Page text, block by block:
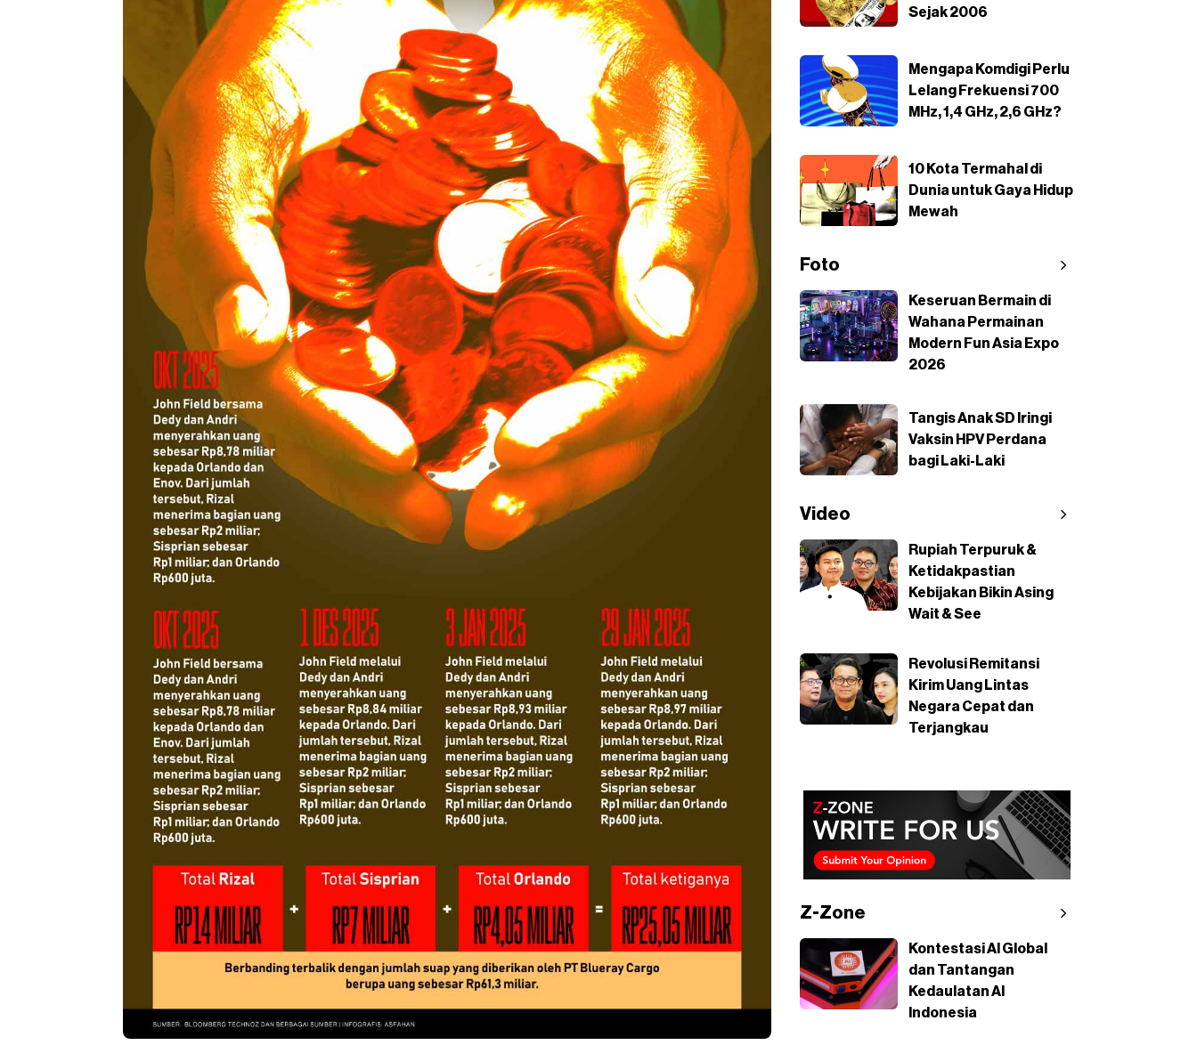
Sejak 2006
Mengapa Komdigi Perlu
Lelang Frekuensi 700
MHz, 1,4 GHz, 2,6 GHz?
10 Kota Termahal di
Dunia untuk Gaya Hidup
Mewah
Foto
Keseruan Bermain di
Wahana Permainan
Modern Fun Asia Expo
2026
Tangis Anak SD Iringi
Vaksin HPV Perdana
bagi Laki-Laki
Video
Rupiah Terpuruk &
Ketidakpastian
Kebijakan Bikin Asing
Wait & See
Revolusi Remitansi
Kirim Uang Lintas
Negara Cepat dan
Terjangkau
Z-Zone
Kontestasi AI Global
dan Tantangan
Kedaulatan AI
Indonesia